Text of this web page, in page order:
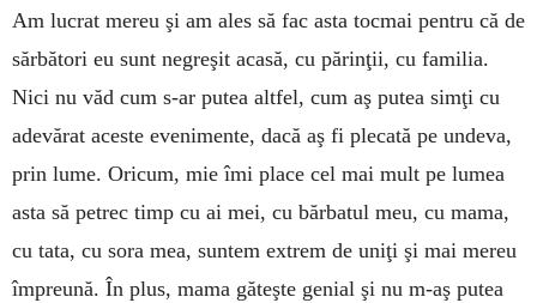
Am lucrat mereu şi am ales să fac asta tocmai pentru că de
sărbători eu sunt negreşit acasă, cu părinţii, cu familia.
Nici nu văd cum s-ar putea altfel, cum aş putea simţi cu
adevărat aceste evenimente, dacă aş fi plecată pe undeva,
prin lume. Oricum, mie îmi place cel mai mult pe lumea
asta să petrec timp cu ai mei, cu bărbatul meu, cu mama,
cu tata, cu sora mea, suntem extrem de uniţi şi mai mereu
împreună. În plus, mama găteşte genial şi nu m-aş putea